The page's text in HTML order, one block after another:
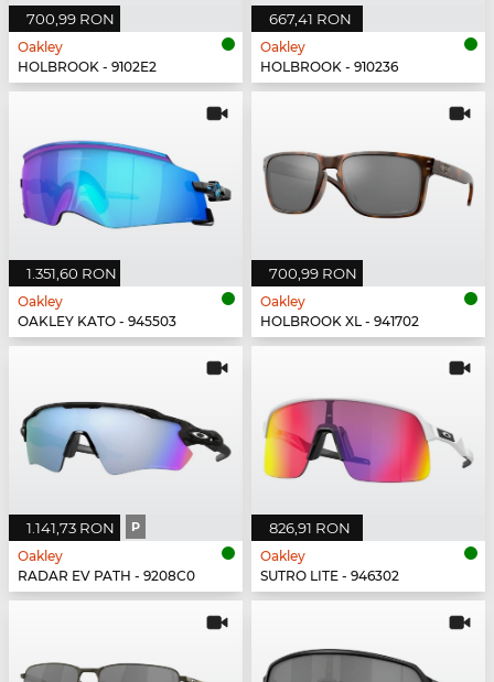
700,99 RON
Oakley
HOLBROOK - 9102E2
667,41 RON
Oakley
HOLBROOK - 910236
1.351,60 RON
Oakley
OAKLEY KATO - 945503
700,99 RON
Oakley
HOLBROOK XL - 941702
1.141,73 RON P
Oakley
RADAR EV PATH - 9208C0
826,91 RON
Oakley
SUTRO LITE - 946302